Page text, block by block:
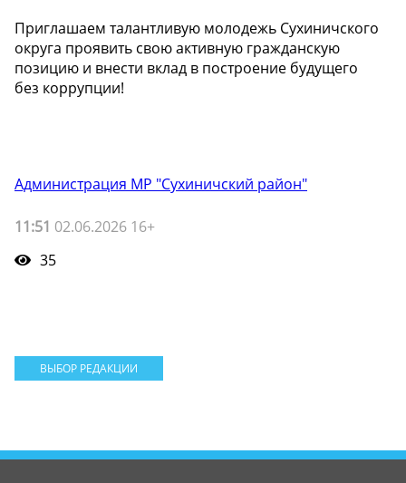
Приглашаем талантливую молодежь Сухиничского
округа проявить свою активную гражданскую
позицию и внести вклад в построение будущего
без коррупции!
Администрация МР "Сухиничский район"
11:51 02.06.2026 16+
35
ВЫБОР РЕДАКЦИИ